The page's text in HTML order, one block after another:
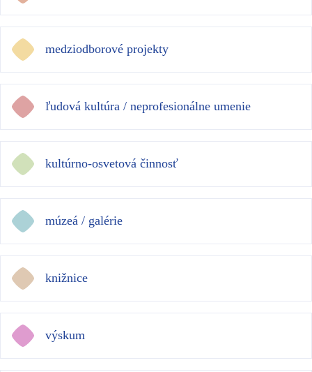
medziodborové projekty
ľudová kultúra / neprofesionálne umenie
kultúrno-osvetová činnosť
múzeá / galérie
knižnice
výskum